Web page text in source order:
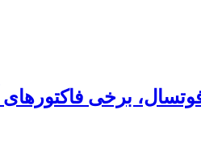
برخی